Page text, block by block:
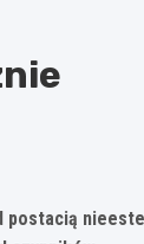
postacią